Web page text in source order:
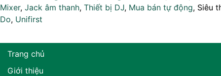
Mixer, Jack âm thanh, Thiết bị DJ, Mua bán tự động, Siêu
Do, Unifirst
Trang chủ
Giới thiệu